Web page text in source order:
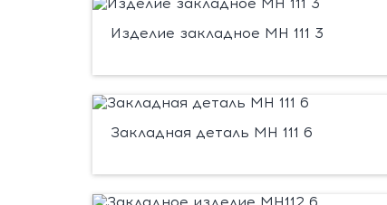
Изделие закладное МН 111 3
Закладная деталь МН 111 6